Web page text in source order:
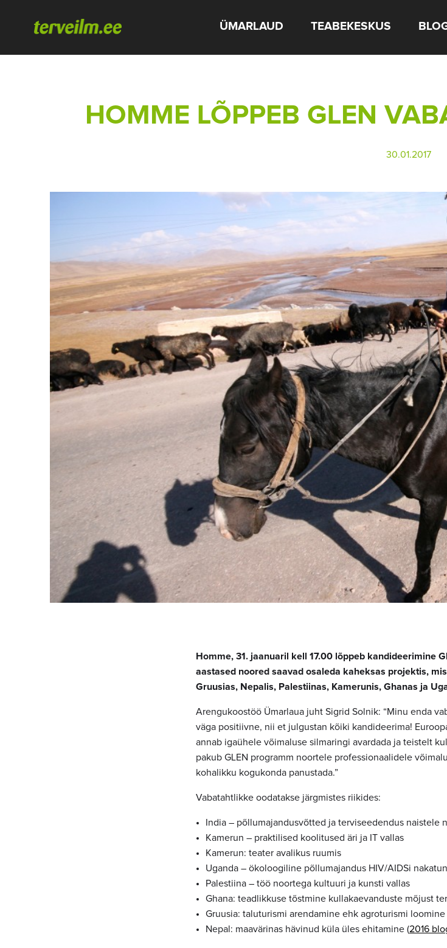
ÜMARLAUD TEABEKESKUS
HOMME LÕPPEB GLEN
30.01.2017
Homme, 31. jaanuaril kell 17.00 lõppeb kandideerimine
aastased noored saavad osaleda kaheksas projektis,
Gruusias, Nepalis, Palestiinas, Kamerunis, Ghanas ja
Arengukoostöö Ümarlaua juht Sigrid Solnik: “Minu enda
väga positiivne, nii et julgustan kõiki kandideerima!
annab igaühele võimaluse silmaringi avardada ja teistelt
pakub GLEN programm noortele professionaalidele
kohalikku kogukonda panustada.”
Vabatahtlikke oodatakse järgmistes riikides:
India – põllumajandusvõtted ja terviseedendus naistele
Kamerun – praktilised koolitused äri ja IT vallas
Kamerun: teater avalikus ruumis
Uganda – ökoloogiline põllumajandus HIV/AIDSi
Palestiina – töö noortega kultuuri ja kunsti vallas
Ghana: teadlikkuse tõstmine kullakaevanduste mõjust
Gruusia: taluturismi arendamine ehk agroturismi loomine
Nepal: maavärinas hävinud küla üles ehitamine (2016